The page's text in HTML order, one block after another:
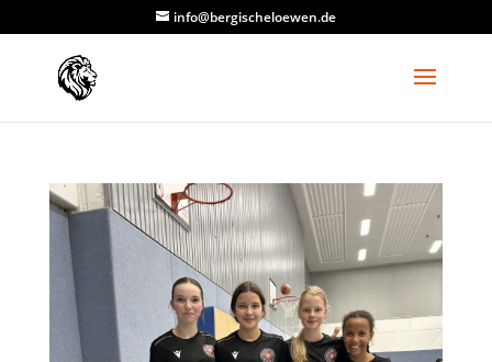
info@bergischeloewen.de